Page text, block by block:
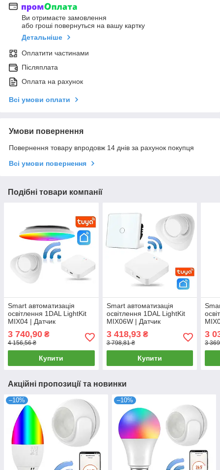
Ви отримаєте замовлення
або гроші повернуться на вашу картку
Детальніше
Оплатити частинами
Післяплата
Оплата на рахунок
Всі умови оплати
Умови повернення
Повернення товару впродовж 14 днів за рахунок покупця
Всі умови повернення
Подібні товари компанії
Smart автоматизація
освітлення 1DAL LightKit
MIX04 | Датчик
світильник | APP "Tuya"
3 740,90 ₴
4 156,56 ₴
Купити
Smart автоматизація
освітлення 1DAL LightKit
MIX06W | Датчик
Сенсорний вимикач Білий
3 418,93₴
3 798,81 ₴
Купити
3
3
Акційні пропозиції та новинки
–10% –10%